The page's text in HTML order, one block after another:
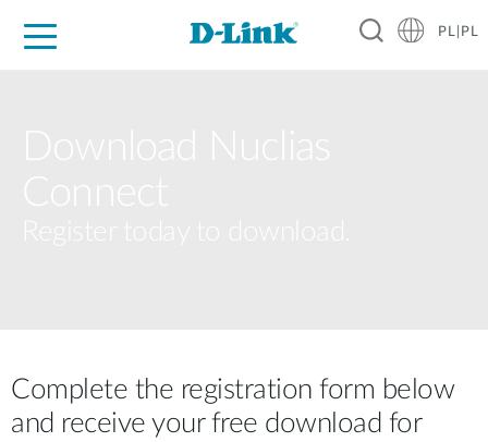
PL|PL
Complete the registration form below
and receive your free download for